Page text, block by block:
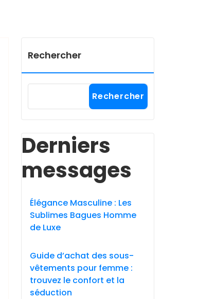
Rechercher
Rechercher
Derniers
messages
Élégance Masculine : Les
Sublimes Bagues Homme
de Luxe
Guide d’achat des sous-
vêtements pour femme :
trouvez le confort et la
séduction